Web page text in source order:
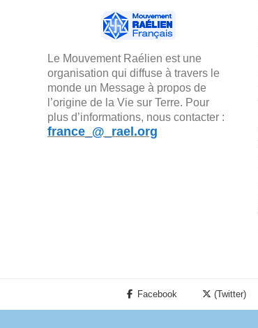
Le Mouvement Raélien est une
organisation qui diffuse à travers le
monde un Message à propos de
l’origine de la Vie sur Terre. Pour
plus d’informations, nous contacter :
france_@_rael.org
Facebook (Twitter)